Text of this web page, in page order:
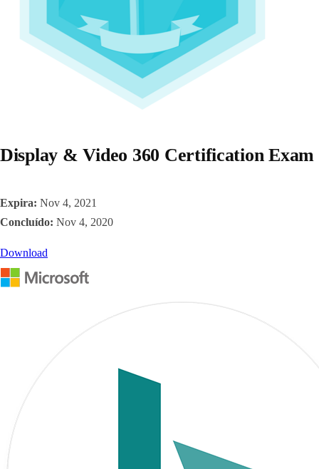
Display & Video 360 Certification Exam
Expira: Nov 4, 2021
Concluído: Nov 4, 2020
Download